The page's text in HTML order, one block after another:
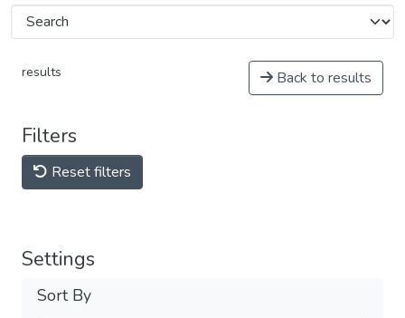
results Back to results
Filters
Reset filters
Settings
Sort By